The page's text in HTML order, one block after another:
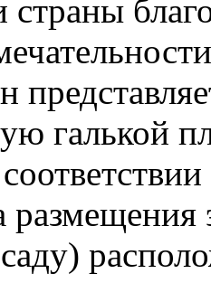
страны
галькой